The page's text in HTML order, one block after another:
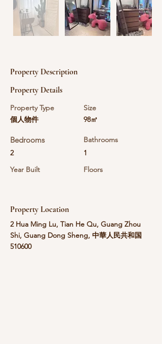
Property Description
Property Details
Property Type
個人物件
Bedrooms
2
Year Built
Size
98㎡
Bathrooms
1
Floors
Property Location
2 Hua Ming Lu, Tian He Qu, Guang Zhou
Shi, Guang Dong Sheng, 中華人民共和国
510600